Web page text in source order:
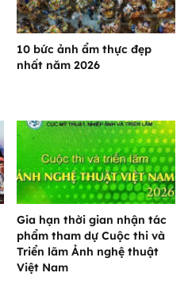
10 bức ảnh ẩm thực đẹp
nhất năm 2026
Gia hạn thời gian nhận tác
phẩm tham dự Cuộc thi và
Triển lãm Ảnh nghệ thuật
Việt Nam